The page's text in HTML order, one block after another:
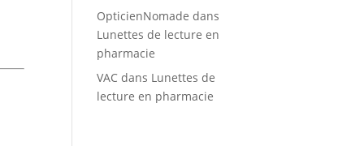
OpticienNomade dans
Lunettes de lecture en
pharmacie
VAC dans Lunettes de
lecture en pharmacie